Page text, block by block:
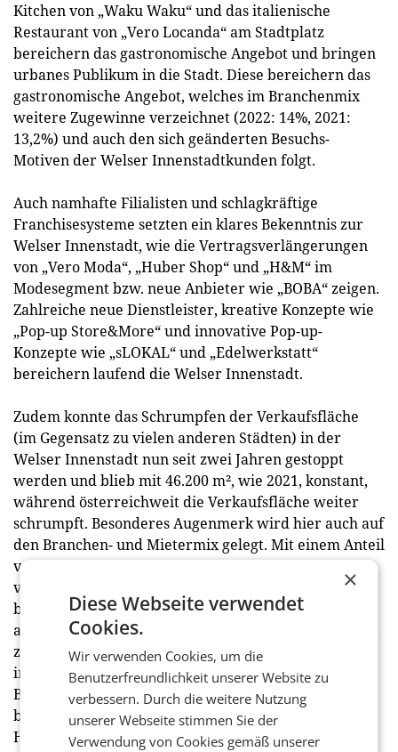
Kitchen von „Waku Waku“ und das italienische
Restaurant von „Vero Locanda“ am Stadtplatz
bereichern das gastronomische Angebot und bringen
urbanes Publikum in die Stadt. Diese bereichern das
gastronomische Angebot, welches im Branchenmix
weitere Zugewinne verzeichnet (2022: 14%, 2021:
13,2%) und auch den sich geänderten Besuchs-
Motiven der Welser Innenstadtkunden folgt.
Auch namhafte Filialisten und schlagkräftige
Franchisesysteme setzten ein klares Bekenntnis zur
Welser Innenstadt, wie die Vertragsverlängerungen
von „Vero Moda“, „Huber Shop“ und „H&M“ im
Modesegment bzw. neue Anbieter wie „BOBA“ zeigen.
Zahlreiche neue Dienstleister, kreative Konzepte wie
„Pop-up Store&More“ und innovative Pop-up-
Konzepte wie „sLOKAL“ und „Edelwerkstatt“
bereichern laufend die Welser Innenstadt.
Zudem konnte das Schrumpfen der Verkaufsfläche
(im Gegensatz zu vielen anderen Städten) in der
Welser Innenstadt nun seit zwei Jahren gestoppt
werden und blieb mit 46.200 m², wie 2021, konstant,
während österreichweit die Verkaufsfläche weiter
schrumpft. Besonderes Augenmerk wird hier auch auf
den Branchen- und Mietermix gelegt. Mit einem Anteil
von 28,4% (2021: 29%) ist der Modehandel nach wie
vor die wichtigste Säule und im Gegensatz zu starken
bundesweiten Rückgängen in Wels bisher gut
aufgestellt. Wie sich in den letzten Jahren gezeigt hat,
zeigen sich vor allem die vielen, oft kleinteilig,
inhabergeführten und individuellen
Betreiberkonzepte im Innenstadt-Einzelhandel als
besonders resilient gegenüber ständig neuen
Herausforderungen.
×
Diese Webseite verwendet
Cookies.
Wir verwenden Cookies, um die
Benutzerfreundlichkeit unserer Website zu
verbessern. Durch die weitere Nutzung
unserer Webseite stimmen Sie der
Verwendung von Cookies gemäß unserer